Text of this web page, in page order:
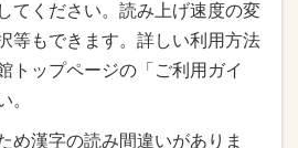
てください。読み上げ速度の変
等もできます。詳しい利用方法
トップページの「ご利用ガイ
。
漢字の読み間違いがありま